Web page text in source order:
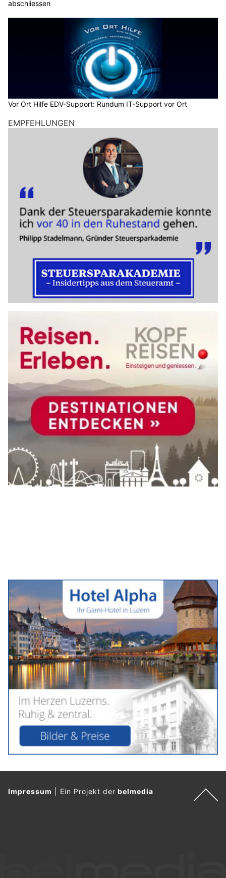
abschliessen
Vor Ort Hilfe EDV-Support: Rundum IT-Support vor Ort
EMPFEHLUNGEN
Impressum Ein Projekt derbelmedia